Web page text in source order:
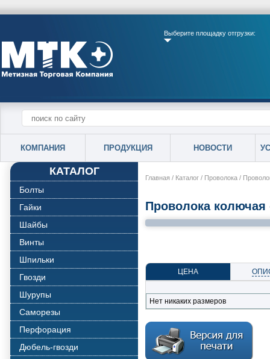
Выберите площадку отгрузки:
КОМПАНИЯ ПРОДУКЦИЯ НОВОСТИ
КАТАЛОГ
Болты
Гайки
Шайбы
Винты
Шпильки
Гвозди
Шурупы
Саморезы
Перфорация
Дюбель-гвозди
Главная / Каталог / Проволока /
Проволока колючая
ЦЕНА
Нет никаких размеров